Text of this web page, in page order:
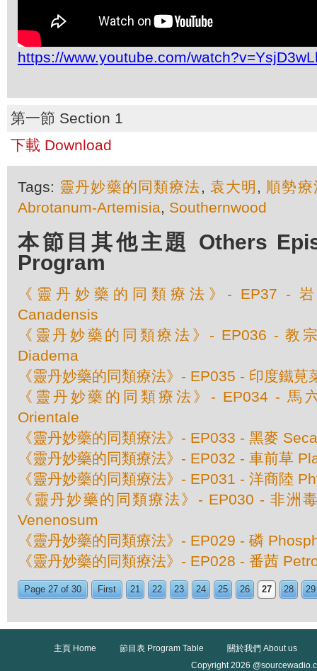
https://www.youtube.com/
第一節 Section 1
下載 Download
Tags: 靈丹妙藥的同類療法, 袁大明 , 順勢療
Abrotanum-Artemisia, Southernwood
本節目其他主題 Others
Program
《靈丹妙藥的同類療法》- EP37 -
Canadensis
《靈丹妙藥的同類療法》- EP036 - 教
Diadema
《靈丹妙藥的同類療法》- EP035 - 印度鐵
《靈丹妙藥的同類療法》- EP034 - 馬
Orientale
《靈丹妙藥的同類療法》- EP033 - 黑麥
《靈丹妙藥的同類療法》- EP032 - 車前草
《靈丹妙藥的同類療法》- EP031 - 洋商陸
《靈丹妙藥的同類療法》- EP030 - 非洲
Venenosum
《靈丹妙藥的同類療法》- EP029 - 磷
《靈丹妙藥的同類療法》- EP028 - 番茜
Page 27 of 30 First 21 22 23 24 25 26 27 28 29
主頁 Home 節目表 Program Table
關於我們 About us
Copyright 2026